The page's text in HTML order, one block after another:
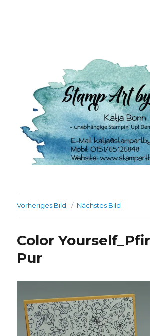
Vorheriges Bild Nächstes Bild
Color
Pur